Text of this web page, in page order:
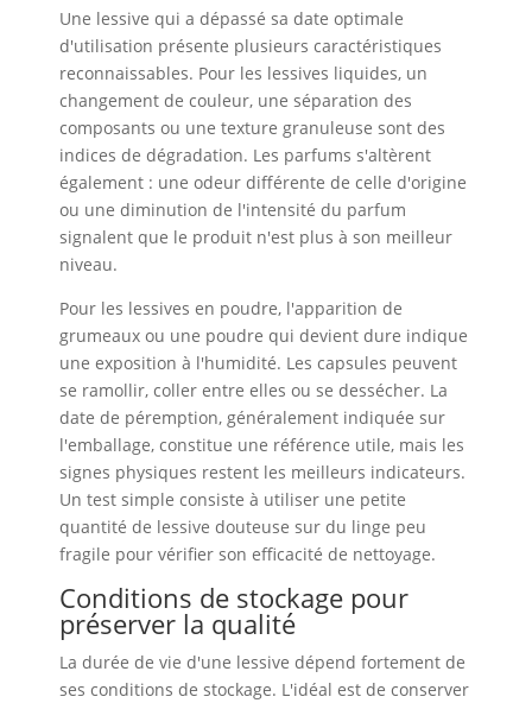
Une lessive qui a dépassé sa date optimale
d'utilisation présente plusieurs caractéristiques
reconnaissables. Pour les lessives liquides, un
changement de couleur, une séparation des
composants ou une texture granuleuse sont des
indices de dégradation. Les parfums s'altèrent
également : une odeur différente de celle d'origine
ou une diminution de l'intensité du parfum
signalent que le produit n'est plus à son meilleur
niveau.
Pour les lessives en poudre, l'apparition de
grumeaux ou une poudre qui devient dure indique
une exposition à l'humidité. Les capsules peuvent
se ramollir, coller entre elles ou se dessécher. La
date de péremption, généralement indiquée sur
l'emballage, constitue une référence utile, mais les
signes physiques restent les meilleurs indicateurs.
Un test simple consiste à utiliser une petite
quantité de lessive douteuse sur du linge peu
fragile pour vérifier son efficacité de nettoyage.
Conditions de stockage pour
préserver la qualité
La durée de vie d'une lessive dépend fortement de
ses conditions de stockage. L'idéal est de conserver